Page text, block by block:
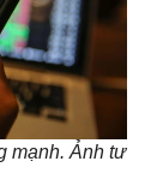
mạnh. Ảnh tư